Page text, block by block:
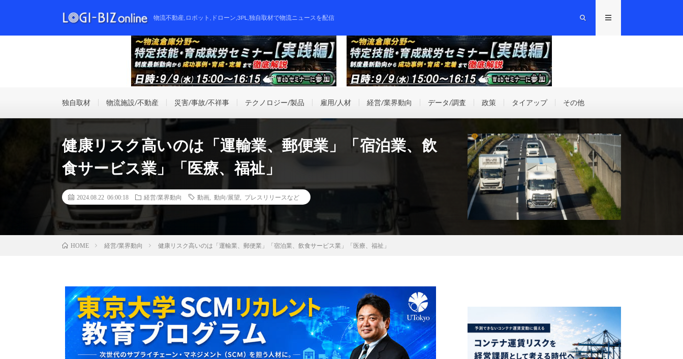
物流不動産,ロボット,ドローン,3PL,独自取材で物流ニュースを配信
独自取材 物流施設/不動産 災害/事故/不祥事 テクノロジー/製品 雇用/人材 経営/業界動向 データ/調査 政策 タイアップ その他
健康リスク高いのは「運輸業、郵便業」「宿泊業、飲
食サービス業」「医療、福祉」
2024.08.22 06:00:18 経営/業界動向 動画 動向/展望 プレスリリースなど
HOME 経営/業界動向 健康リスク高いのは「運輸業、郵便業」「宿泊業、飲食サービス業」「医療、福祉」